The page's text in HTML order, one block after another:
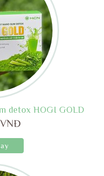
detox HOGI GOLD